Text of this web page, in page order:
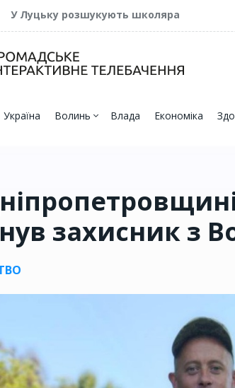
У Луцьку розшукують школяра
Україна Волинь Влада Економіка
захисник з